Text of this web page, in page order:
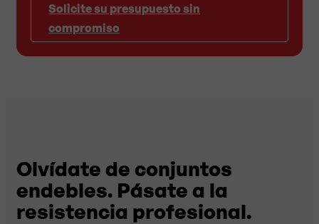
Solicite su presupuesto sin
compromiso
Olvídate de conjuntos
endebles. Pásate a la
resistencia profesional.